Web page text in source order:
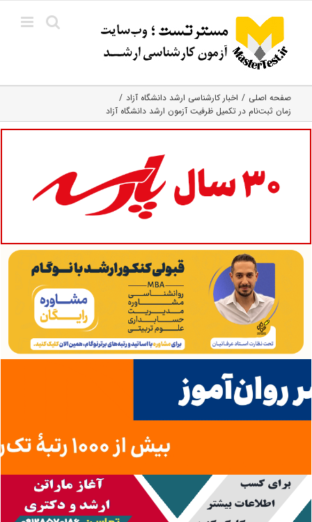
content
صفحه اصلی
اخبار کارشناسی ارشد دانشگاه آزاد
زمان ثبت‌نام در تکمیل ظرفیت آزمون ارشد دانشگاه آزاد